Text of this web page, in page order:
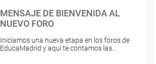
MENSAJE DE BIENVENIDA AL
NUEVO FORO
Iniciamos una nueva etapa en los foros de
EducaMadrid y aquí te contamos las…